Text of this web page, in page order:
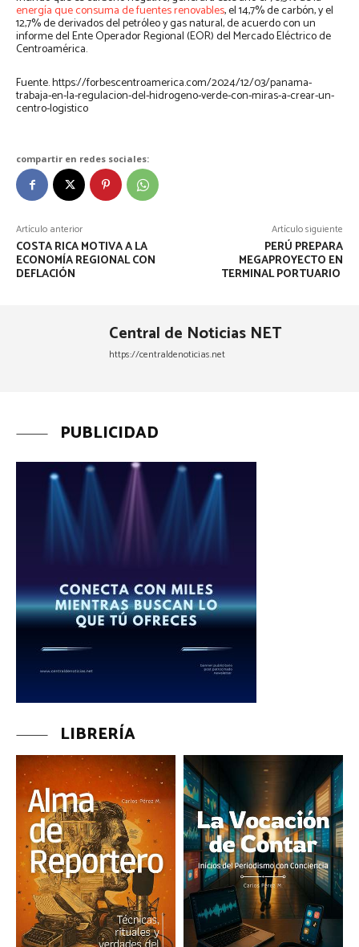
energía que consuma de fuentes renovables, el 14,7% de carbón, y el
12,7% de derivados del petróleo y gas natural, de acuerdo con un
informe del Ente Operador Regional (EOR) del Mercado Eléctrico de
Centroamérica.
Fuente. https://forbescentroamerica.com/2024/12/03/panama-
trabaja-en-la-regulacion-del-hidrogeno-verde-con-miras-a-crear-un-
centro-logistico
compartir en redes sociales:
Artículo anterior
COSTA RICA MOTIVA A LA
ECONOMÍA REGIONAL CON
DEFLACIÓN
Artículo siguiente
PERÚ PREPARA
MEGAPROYECTO EN
TERMINAL PORTUARIO
Central de Noticias NET
https://centraldenoticias.net
PUBLICIDAD
LIBRERÍA